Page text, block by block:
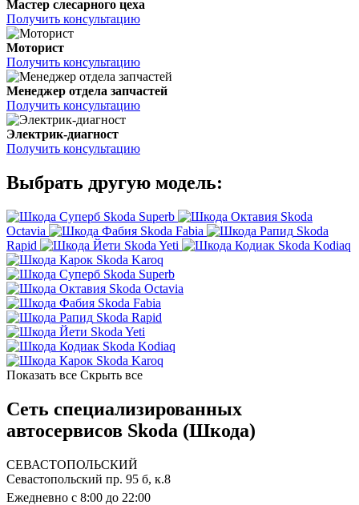
Мастер слесарного цеха
Получить консультацию
Моторист
Получить консультацию
Менеджер отдела запчастей
Получить консультацию
Электрик-диагност
Получить консультацию
Выбрать другую модель:
Skoda Superb
Skoda
Octavia
Skoda Fabia
Skoda
Rapid
Skoda Yeti
Skoda Kodiaq
Skoda Karoq
Skoda Superb
Skoda Octavia
Skoda Fabia
Skoda Rapid
Skoda Yeti
Skoda Kodiaq
Skoda Karoq
Показать все Скрыть все
Сеть специализированных
автосервисов Skoda (Шкода)
СЕВАСТОПОЛЬСКИЙ
Севастопольский пр. 95 б, к.8
Ежедневно с 8:00 до 22:00